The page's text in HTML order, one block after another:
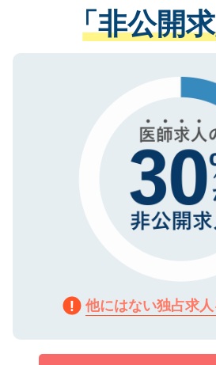
管理基準を満たした事業
る、プライバシーマーク
で、機密保持に関しても
させていただきます。す
ない方には、長期的なサ
ので、まずはご登録くだ
「非公開
他にはない独占求